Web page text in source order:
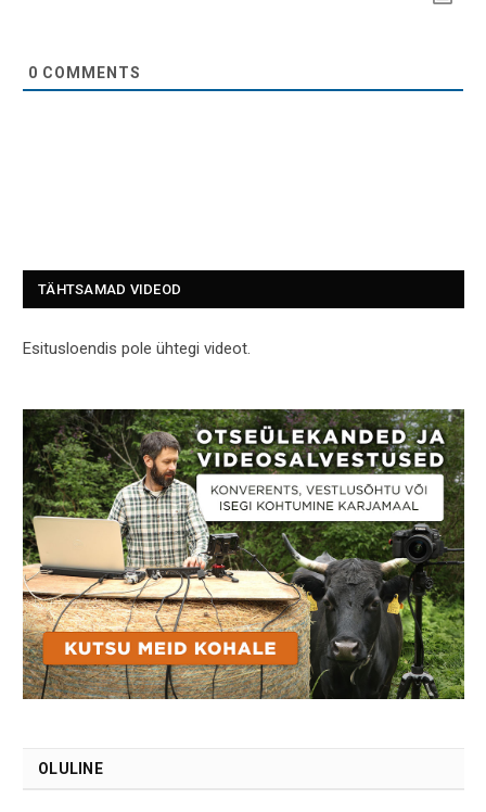
0 COMMENTS
TÄHTSAMAD VIDEOD
Esitusloendis pole ühtegi videot.
OLULINE